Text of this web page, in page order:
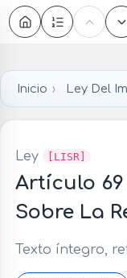
Inicio Ley Del
Ley [LISR]
Artículo 69
Sobre La
Texto íntegro,